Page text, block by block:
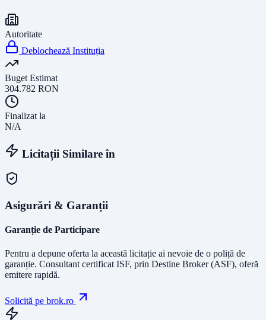
Autoritate
Deblochează Instituția
Buget Estimat
304.782 RON
Finalizat la
N/A
Licitații Similare în
Asigurări & Garanții
Garanție de Participare
Pentru a depune oferta la această licitație ai nevoie de o poliță de
garanție. Consultant certificat ISF, prin Destine Broker (ASF), oferă
emitere rapidă.
Solicită pe brok.ro